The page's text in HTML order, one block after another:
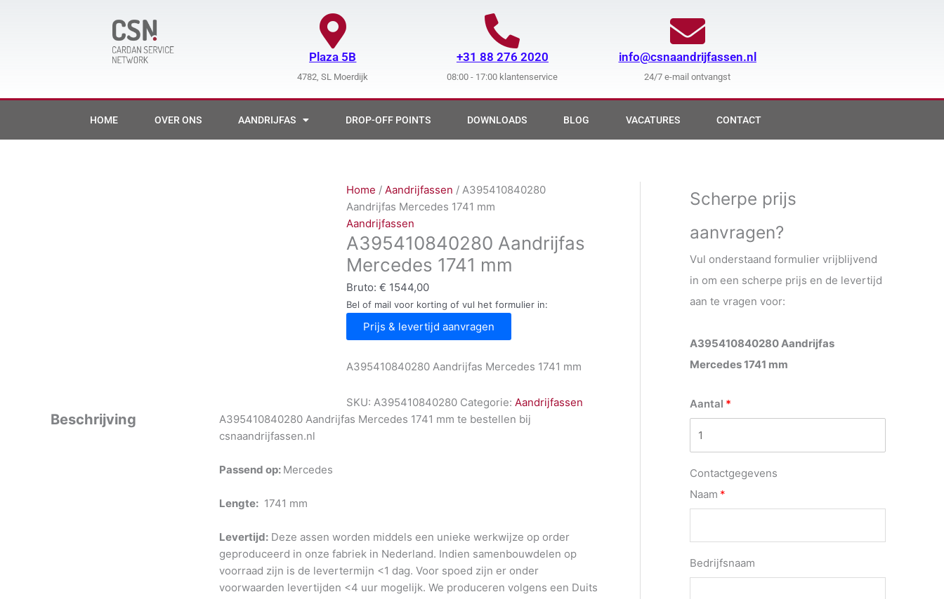
Plaza 5B
4782, SL Moerdijk
+31 88 276 2020
08:00 - 17:00 klantenservice
info@csnaandrijfassen.nl
24/7 e-mail ontvangst
HOME OVER ONS AANDRIJFAS DROP-OFF POINTS DOWNLOADS BLOG VACATURES CONTACT
Home / Aandrijfassen / A395410840280
Aandrijfas Mercedes 1741 mm
Aandrijfassen
A395410840280 Aandrijfas
Mercedes 1741 mm
Bruto: € 1544,00
Bel of mail voor korting of vul het formulier in:
Prijs & levertijd aanvragen
A395410840280 Aandrijfas Mercedes 1741 mm
SKU: A395410840280 Categorie: Aandrijfassen
Beschrijving
A395410840280 Aandrijfas Mercedes 1741 mm te bestellen bij
csnaandrijfassen.nl
Passend op: Mercedes
Lengte: 1741 mm
Levertijd: Deze assen worden middels een unieke werkwijze op order
geproduceerd in onze fabriek in Nederland. Indien samenbouwdelen op
voorraad zijn is de levertermijn <1 dag. Voor spoed zijn er onder
voorwaarden levertijden <4 uur mogelijk. We produceren volgens een Duits
Scherpe prijs
aanvragen?
Vul onderstaand formulier vrijblijvend
in om een scherpe prijs en de levertijd
aan te vragen voor:
A395410840280 Aandrijfas
Mercedes 1741 mm
Aantal
Contactgegevens
Naam
Bedrijfsnaam